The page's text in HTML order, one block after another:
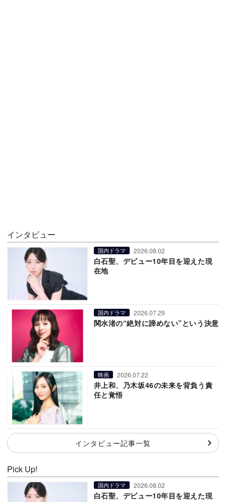
インタビュー
国内ドラマ 2026.08.02
白石聖、デビュー10年目を迎えた現
在地
国内ドラマ 2026.07.29
関水渚の“絶対に諦めない”という決意
映画 2026.07.22
井上和、乃木坂46の未来を背負う責
任と覚悟
インタビュー記事一覧
Pick Up!
国内ドラマ 2026.08.02
白石聖、デビュー10年目を迎えた現